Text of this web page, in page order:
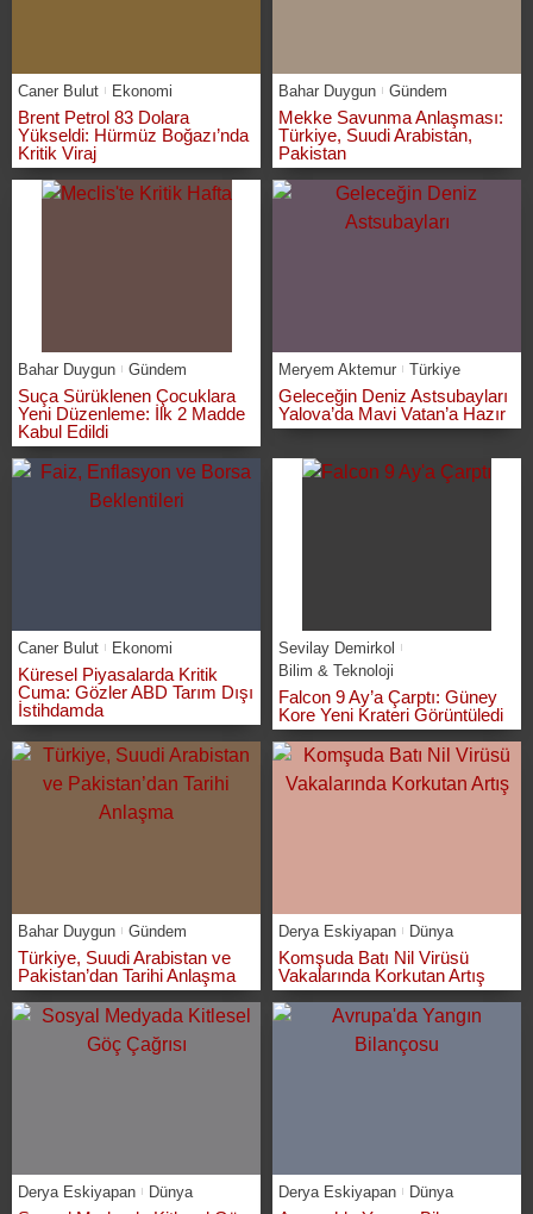
Caner Bulut Ekonomi
Brent Petrol 83 Dolara
Yükseldi: Hürmüz Boğazı’nda
Kritik Viraj
Bahar Duygun Gündem
Mekke Savunma Anlaşması:
Türkiye, Suudi Arabistan,
Pakistan
Bahar Duygun Gündem
Suça Sürüklenen Çocuklara
Yeni Düzenleme: İlk 2 Madde
Kabul Edildi
Meryem Aktemur Türkiye
Geleceğin Deniz Astsubayları
Yalova’da Mavi Vatan’a Hazır
Caner Bulut Ekonomi
Küresel Piyasalarda Kritik
Cuma: Gözler ABD Tarım Dışı
İstihdamda
Sevilay Demirkol
Bilim & Teknoloji
Falcon 9 Ay’a Çarptı: Güney
Kore Yeni Krateri Görüntüledi
Bahar Duygun Gündem
Türkiye, Suudi Arabistan ve
Pakistan’dan Tarihi Anlaşma
Derya Eskiyapan Dünya
Komşuda Batı Nil Virüsü
Vakalarında Korkutan Artış
Derya Eskiyapan Dünya Derya Eskiyapan Dünya